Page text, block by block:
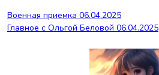
Навигация
по
Военная приемка 06.04.2025
Главное с Ольгой Беловой 06.04.2025